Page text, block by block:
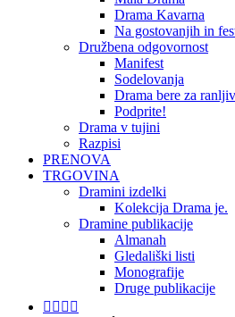
Drama Kavarna
Na gostovanjih in
Družbena odgovornost
Manifest
Sodelovanja
Drama bere za
Podprite!
Drama v tujini
Razpisi
PRENOVA
TRGOVINA
Dramini izdelki
Kolekcija Drama je.
Dramine publikacije
Almanah
Gledališki listi
Monografije
Druge publikacije